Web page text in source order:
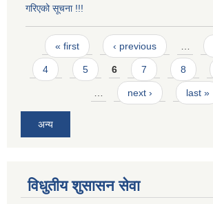
गरिएको सूचना !!!
Pages
« first ‹ previous
4 5 6 7 8
next › last »
अन्य
विधुतीय शुसासन सेवा